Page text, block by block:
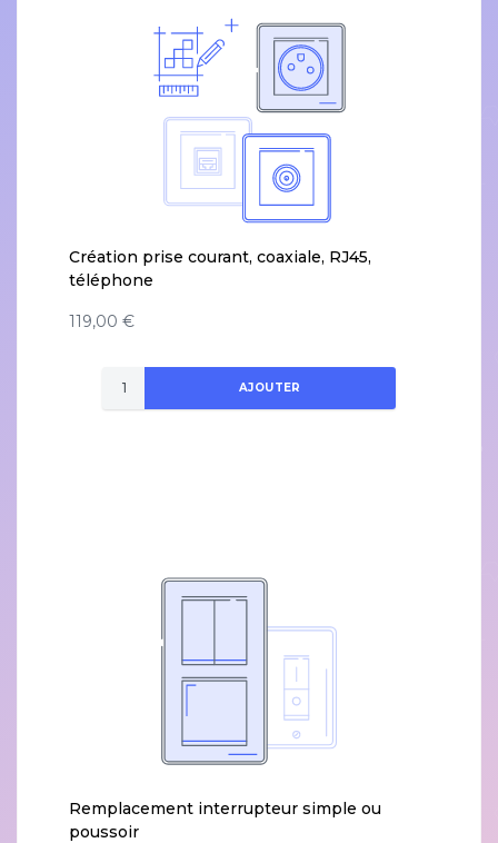
Création prise courant, coaxiale, RJ45,
téléphone
119,00 €
AJOUTER
Remplacement interrupteur simple ou
poussoir